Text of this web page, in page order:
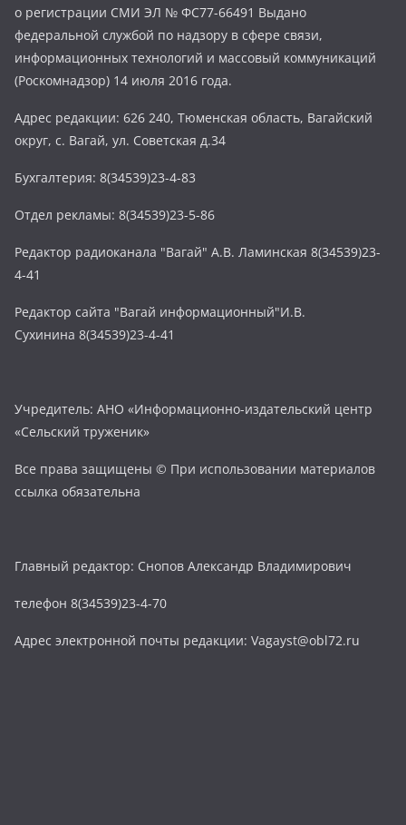
о регистрации СМИ ЭЛ № ФС77-66491 Выдано
федеральной службой по надзору в сфере связи,
информационных технологий и массовый коммуникаций
(Роскомнадзор) 14 июля 2016 года.
Адрес редакции: 626 240, Тюменская область, Вагайский
округ, с. Вагай, ул. Советская д.34
Бухгалтерия: 8(34539)23-4-83
Отдел рекламы: 8(34539)23-5-86
Редактор радиоканала "Вагай" А.В. Ламинская 8(34539)23-
4-41
Редактор сайта "Вагай информационный"И.В.
Сухинина 8(34539)23-4-41
Учредитель: АНО «Информационно-издательский центр
«Сельский труженик»
Все права защищены © При использовании материалов
ссылка обязательна
Главный редактор: Снопов Александр Владимирович
телефон 8(34539)23-4-70
Адрес электронной почты редакции: Vagayst@obl72.ru